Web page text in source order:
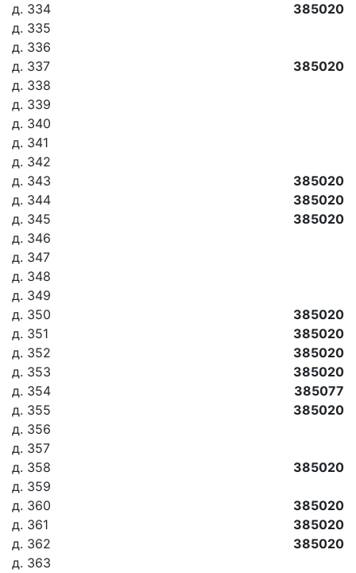
д. 334
385020
д. 335
д. 336
д. 337
385020
д. 338
д. 339
д. 340
д. 341
д. 342
д. 343
385020
д. 344
385020
д. 345
385020
д. 346
д. 347
д. 348
д. 349
д. 350
385020
д. 351
385020
д. 352
385020
д. 353
385020
д. 354
385077
д. 355
385020
д. 356
д. 357
д. 358
385020
д. 359
д. 360
385020
д. 361
385020
д. 362
385020
д. 363